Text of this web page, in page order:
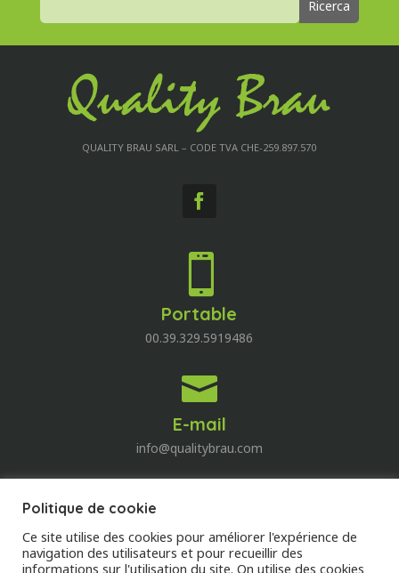
QUALITY BRAU SARL – CODE TVA CHE-259.897.570

Portable
00.39.329.5919486

E-mail
info@qualitybrau.com
Quality Wine
Découvrez le monde du vin!
Politique de cookie
Ce site utilise des cookies pour améliorer l'expérience de
navigation des utilisateurs et pour recueillir des
informations sur l'utilisation du site. On utilise des cookies